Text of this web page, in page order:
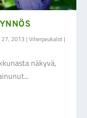
27, 2013 |Viherpeukalot |
näkyvä,